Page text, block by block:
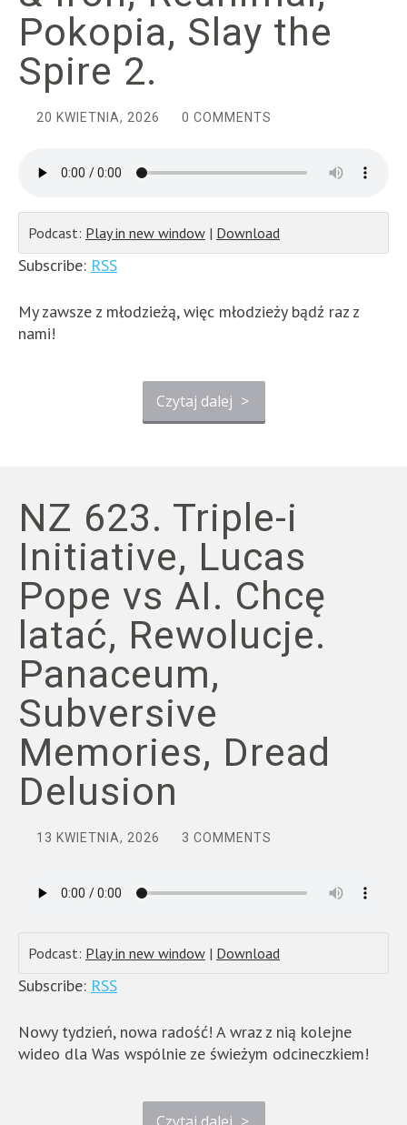
Pokopia, Slay the
Spire 2.
20 KWIETNIA, 2026 0 COMMENTS
Podcast: Play in new window | Download
Subscribe: RSS
My zawsze z młodzieżą, więc młodzieży bądź raz z
nami!
Czytaj dalej >
NZ 623. Triple-i
Initiative, Lucas
Pope vs AI. Chcę
latać, Rewolucje.
Panaceum,
Subversive
Memories, Dread
Delusion
13 KWIETNIA, 2026 3 COMMENTS
Podcast: Play in new window | Download
Subscribe: RSS
Nowy tydzień, nowa radość! A wraz z nią kolejne
wideo dla Was wspólnie ze świeżym odcineczkiem!